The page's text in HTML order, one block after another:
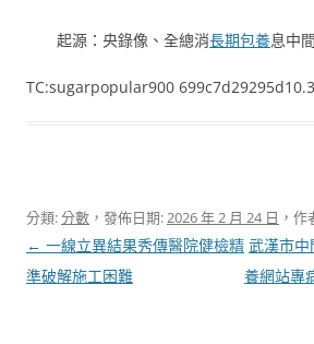
起源：央錄像、全總消長期包養息中
TC:sugarpopular900
分類:分數 ，發佈日期:2026 年 2 月 24 日 ，作
文
章
← 一線立異結果秀傳醫院健檢精
準破解施工困難
武漢市
養網站專